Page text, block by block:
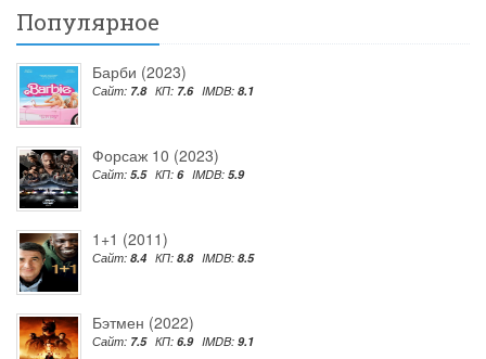
Популярное
Барби (2023)
Сайт: 7.8 КП: 7.6 IMDB: 8.1
Форсаж 10 (2023)
Сайт: 5.5 КП: 6 IMDB: 5.9
1+1 (2011)
Сайт: 8.4 КП: 8.8 IMDB: 8.5
Бэтмен (2022)
Сайт: 7.5 КП: 6.9 IMDB: 9.1